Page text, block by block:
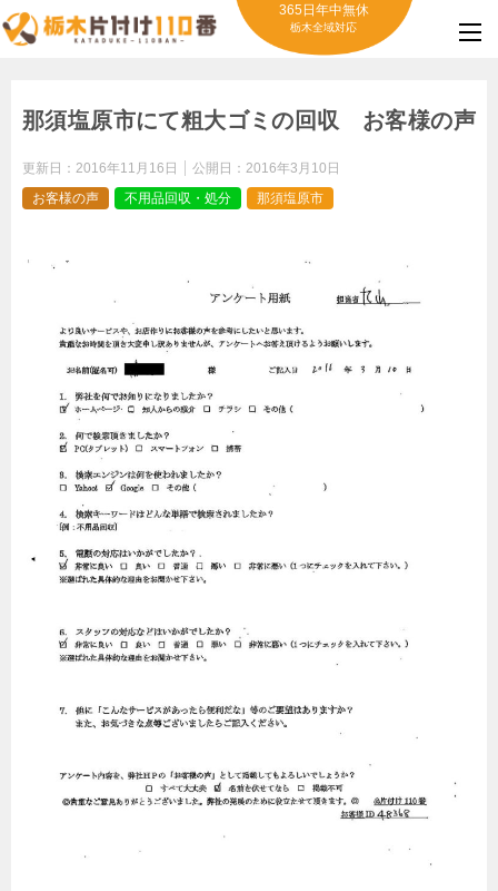
365日年中無休
栃木全域対応
那須塩原市にて粗大ゴミの回収 お客様の声
更新日： 2016年11月16日 公開日： 2016年3月10日
お客様の声
不用品回収・処分 那須塩原市